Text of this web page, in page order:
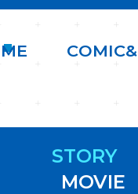
ME COMIC&
STORY
MOVIE